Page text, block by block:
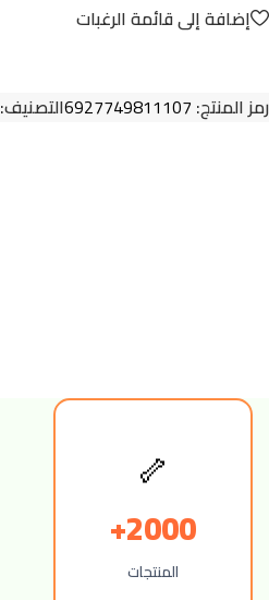
إضافة إلى قائمة الرغبات
رمز المنتج: 6927749811107التصنيف:
🦴
2000+
المنتجات